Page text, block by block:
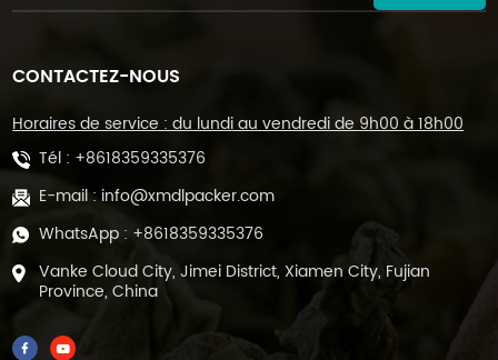
CONTACTEZ-NOUS
Horaires de service : du lundi au vendredi de 9h00 à 18h00
Tél : +8618359335376
E-mail : info@xmdlpacker.com
WhatsApp : +8618359335376
Vanke Cloud City, Jimei District, Xiamen City, Fujian
Province, China